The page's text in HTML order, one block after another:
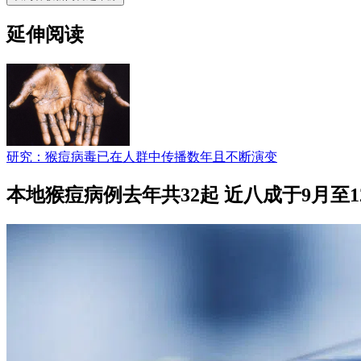
延伸阅读
研究：猴痘病毒已在人群中传播数年且不断演变
本地猴痘病例去年共32起 近八成于9月至